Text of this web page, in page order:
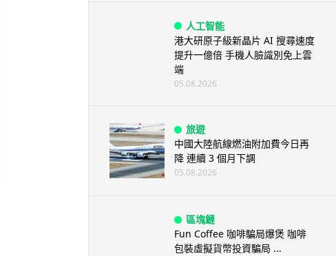
人工智能
港大研原子級新晶片 AI 搜尋速度
提升一億倍 手機人臉識別免上雲
端
05.08.2026
旅遊
中國大陸航線燃油附加費今日再
降 連續 3 個月下調
05.08.2026
區塊鏈
Fun Coffee 咖啡騙局爆煲 咖啡
包裝虛擬貨幣投資騙局 ...